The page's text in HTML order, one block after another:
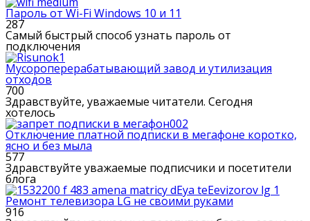
Пароль от Wi-Fi Windows 10 и 11
287
Самый быстрый способ узнать пароль от
подключения
Мусороперерабатывающий завод и утилизация
отходов
700
Здравствуйте, уважаемые читатели. Сегодня
хотелось
Отключение платной подписки в мегафоне коротко,
ясно и без мыла
577
Здравствуйте уважаемые подписчики и посетители
блога
Ремонт телевизора LG не своими руками
916